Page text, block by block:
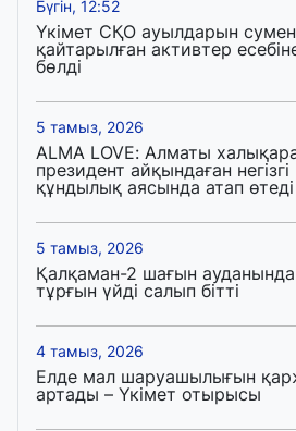
Бүгін, 12:52
Үкімет СҚО ауылдарын
қайтарылған активтер
бөлді
5 тамыз, 2026
ALMA LOVE: Алматы
президент айқындаған
құндылық аясында атап өтеді
5 тамыз, 2026
Қалқаман-2 шағын ауданында
тұрғын үйді салып бітті
4 тамыз, 2026
Елде мал шаруашылығын
артады – Үкімет отырысы